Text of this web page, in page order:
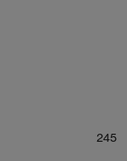
245